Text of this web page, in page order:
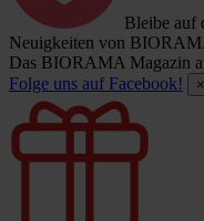
Bleibe auf
Neuigkeiten von
Das BIORAMA Magazin
Folge uns auf Facebook!
×